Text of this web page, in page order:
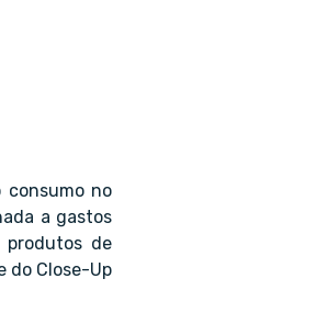
consumo no
a gastos
produtos de
do Close-Up